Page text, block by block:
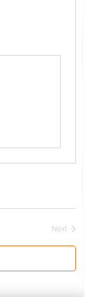
Next